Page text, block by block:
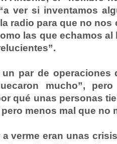
ver si inventamos
radio para que no nos
las que echamos al
par de operaciones
mucho”,
qué unas personas
menos mal que no
verme eran unas